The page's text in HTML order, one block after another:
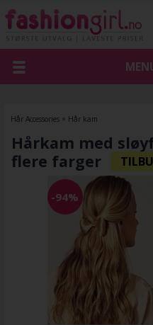
Hår Accessories » Hår kam
Hårkam med
flere farger
-94%